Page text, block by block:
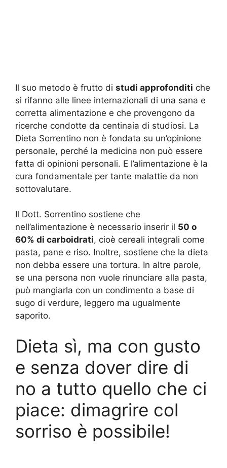
Il suo metodo è frutto di studi approfonditi che
si rifanno alle linee internazionali di una sana e
corretta alimentazione e che provengono da
ricerche condotte da centinaia di studiosi. La
Dieta Sorrentino non è fondata su un’opinione
personale, perché la medicina non può essere
fatta di opinioni personali. E l’alimentazione è la
cura fondamentale per tante malattie da non
sottovalutare.
Il Dott. Sorrentino sostiene che
nell’alimentazione è necessario inserir il 50 o
60% di carboidrati, cioè cereali integrali come
pasta, pane e riso. Inoltre, sostiene che la dieta
non debba essere una tortura. In altre parole,
se una persona non vuole rinunciare alla pasta,
può mangiarla con un condimento a base di
sugo di verdure, leggero ma ugualmente
saporito.
Dieta sì, ma con gusto
e senza dover dire di
no a tutto quello che ci
piace: dimagrire col
sorriso è possibile!